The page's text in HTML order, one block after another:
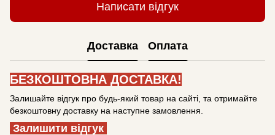
Написати відгук
Доставка Оплата
БЕЗКОШТОВНА ДОСТАВКА!
Залишайте відгук про будь-який товар на сайті, та отримайте
безкоштовну доставку на наступне замовлення.
Залишити відгук